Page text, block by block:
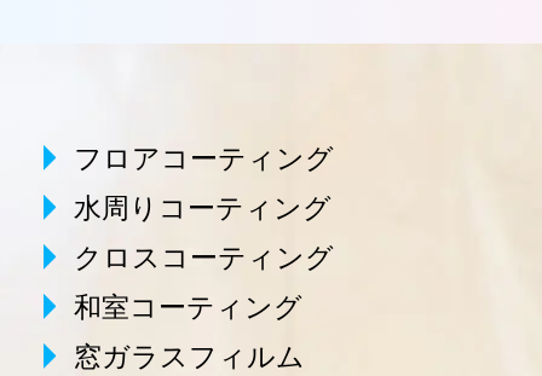
フロアコーティング
水周りコーティング
クロスコーティング
和室コーティング
窓ガラスフィルム